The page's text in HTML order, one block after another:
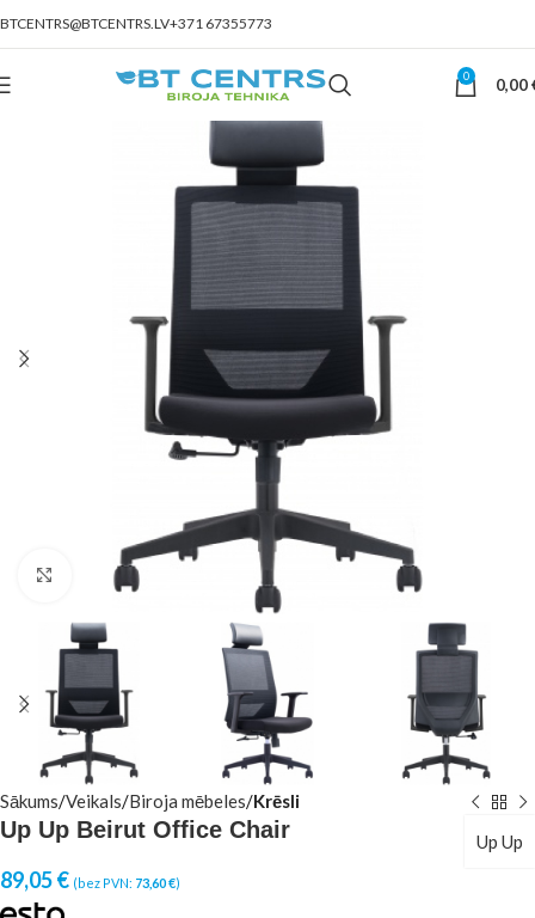
BTCENTRS@BTCENTRS.LV+371 67355773
0 0,00
Click to enlarge
Sākums Veikals Biroja mēbeles Krēsli
Up Up Beirut Office Chair Up Up
89,05€ (bez PVN: 73,60€)